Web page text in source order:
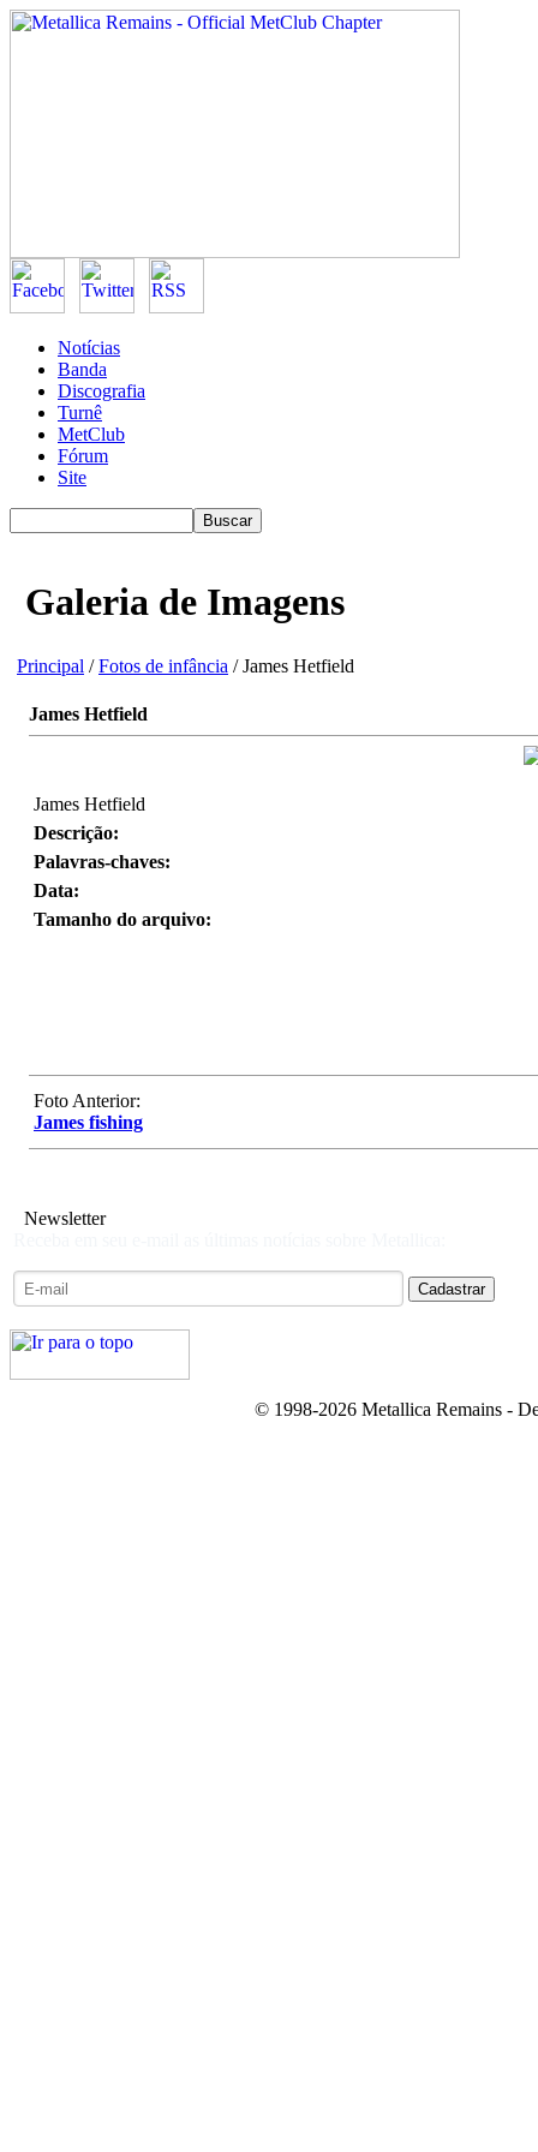
Notícias
Banda
Discografia
Turnê
MetClub
Fórum
Site
Galeria de Imagens
Principal /Fotos de infância / James Hetfield
James Hetfield
James Hetfield
Descrição:
Palavras-chaves:
Data:
Tamanho do arquivo:
Foto Anterior:
James fishing
Newsletter
© 1998-2026 Metallica Remains -